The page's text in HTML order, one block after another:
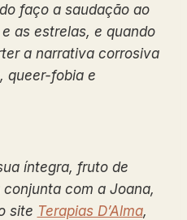
faço a saudação ao
as estrelas, e quando
a narrativa corrosiva
queer-fobia e
íntegra, fruto de
com a Joana,
site Terapias D’Alma,